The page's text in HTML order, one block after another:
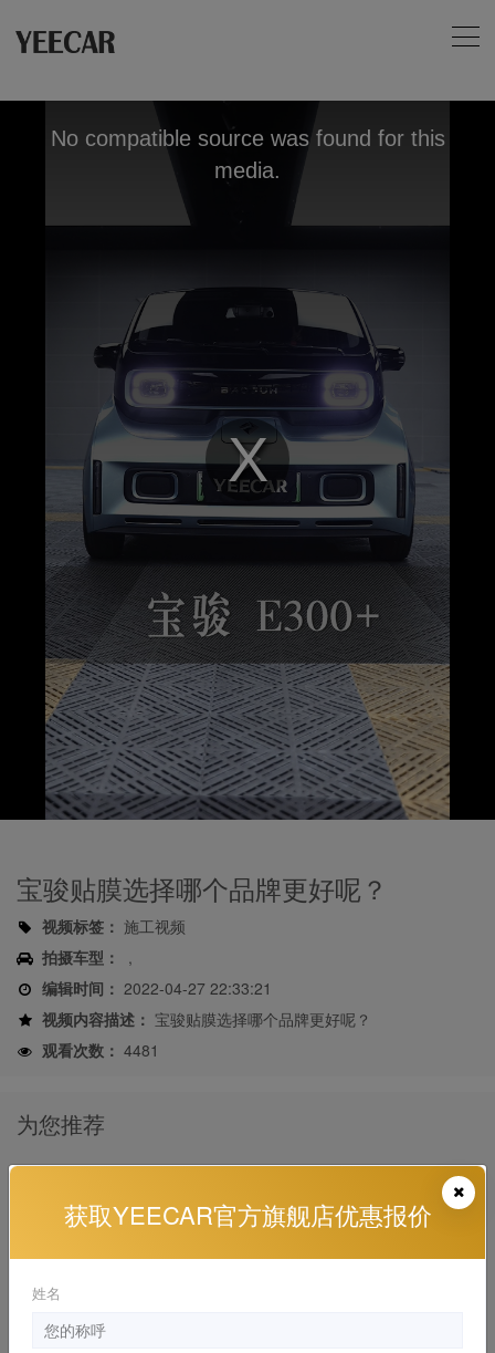
Play
Video
No compatible source was found for this
media.
宝骏贴膜选择哪个品牌更好呢？
视频标签： 施工视频
拍摄车型：
,
编辑时间： 2022-04-27 22:33:21
视频内容描述： 宝骏贴膜选择哪个品牌更好呢？
观看次数： 4481
为您推荐
颜值与实力共存！奥迪A7贴YEECAR隐形车衣
更强!
奥迪 , 进口奥迪A7 施工视频
2020-08-27 20:48:54
获取YEECAR官方旗舰店优惠报价
姓名